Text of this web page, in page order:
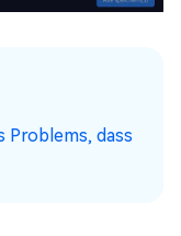
Problems, dass